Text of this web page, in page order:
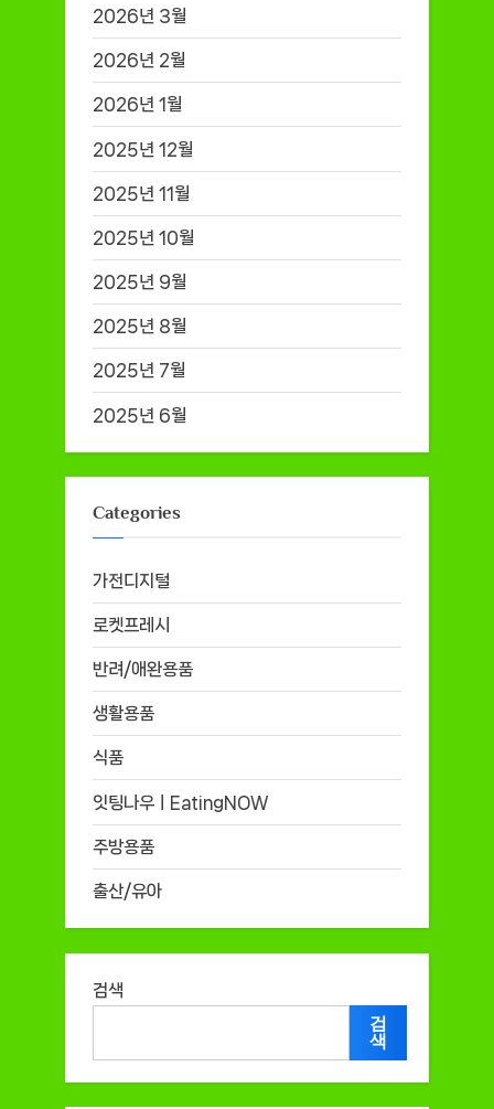
2026년 3월
2026년 2월
2026년 1월
2025년 12월
2025년 11월
2025년 10월
2025년 9월
2025년 8월
2025년 7월
2025년 6월
Categories
가전디지털
로켓프레시
반려/애완용품
생활용품
식품
잇팅나우ㅣEatingNOW
주방용품
출산/유아
검색
검
색